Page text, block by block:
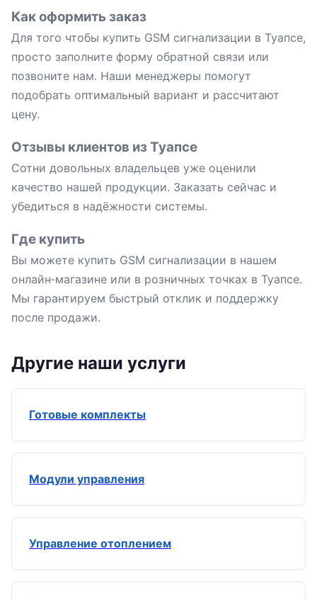
Как оформить заказ
Для того чтобы купить GSM сигнализации в Туапсе,
просто заполните форму обратной связи или
позвоните нам. Наши менеджеры помогут
подобрать оптимальный вариант и рассчитают
цену.
Отзывы клиентов из Туапсе
Сотни довольных владельцев уже оценили
качество нашей продукции. Заказать сейчас и
убедиться в надёжности системы.
Где купить
Вы можете купить GSM сигнализации в нашем
онлайн‑магазине или в розничных точках в Туапсе.
Мы гарантируем быстрый отклик и поддержку
после продажи.
Другие наши услуги
Готовые комплекты
Модули управления
Управление отоплением